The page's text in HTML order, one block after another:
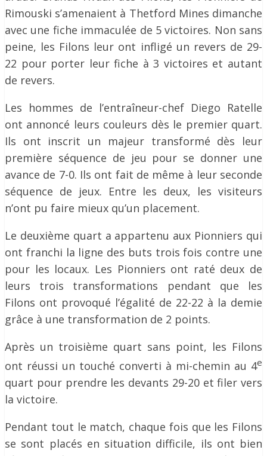
Rimouski s’amenaient à Thetford Mines dimanche
avec une fiche immaculée de 5 victoires. Non sans
peine, les Filons leur ont infligé un revers de 29-
22 pour porter leur fiche à 3 victoires et autant
de revers.
Les hommes de l’entraîneur-chef Diego Ratelle
ont annoncé leurs couleurs dès le premier quart.
Ils ont inscrit un majeur transformé dès leur
première séquence de jeu pour se donner une
avance de 7-0. Ils ont fait de même à leur seconde
séquence de jeux. Entre les deux, les visiteurs
n’ont pu faire mieux qu’un placement.
Le deuxième quart a appartenu aux Pionniers qui
ont franchi la ligne des buts trois fois contre une
pour les locaux. Les Pionniers ont raté deux de
leurs trois transformations pendant que les
Filons ont provoqué l’égalité de 22-22 à la demie
grâce à une transformation de 2 points.
Après un troisième quart sans point, les Filons
ont réussi un touché converti à mi-chemin au 4e
quart pour prendre les devants 29-20 et filer vers
la victoire.
Pendant tout le match, chaque fois que les Filons
se sont placés en situation difficile, ils ont bien